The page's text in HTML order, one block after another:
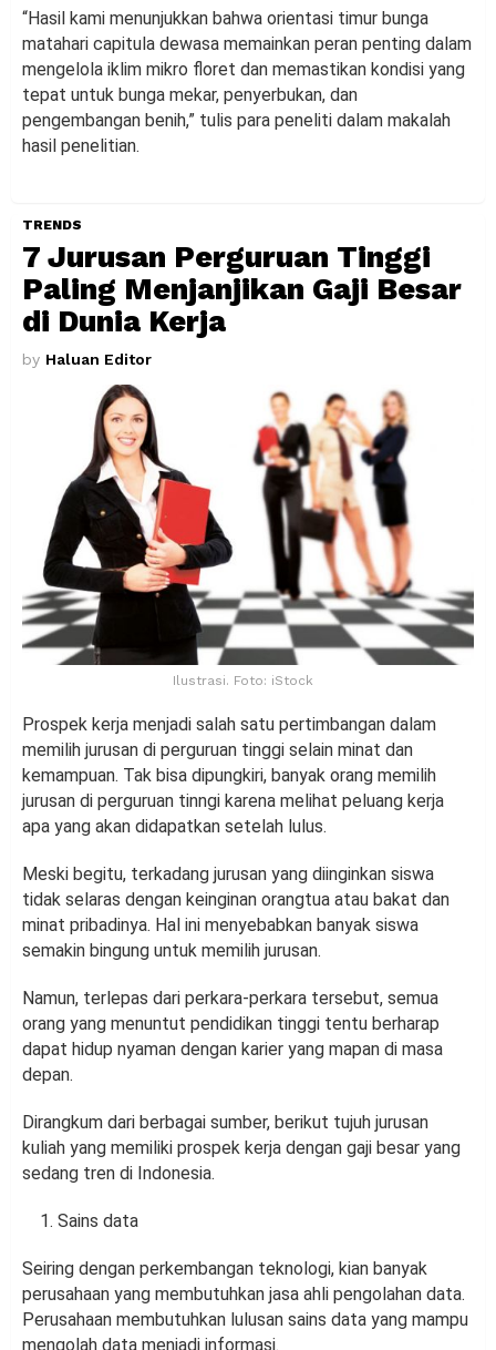
“Hasil kami menunjukkan bahwa orientasi timur bunga
matahari capitula dewasa memainkan peran penting dalam
mengelola iklim mikro floret dan memastikan kondisi yang
tepat untuk bunga mekar, penyerbukan, dan
pengembangan benih,” tulis para peneliti dalam makalah
hasil penelitian.
TRENDS
7 Jurusan Perguruan Tinggi
Paling Menjanjikan Gaji Besar
di Dunia Kerja
by Haluan Editor
Ilustrasi. Foto: iStock
Prospek kerja menjadi salah satu pertimbangan dalam
memilih jurusan di perguruan tinggi selain minat dan
kemampuan. Tak bisa dipungkiri, banyak orang memilih
jurusan di perguruan tinngi karena melihat peluang kerja
apa yang akan didapatkan setelah lulus.
Meski begitu, terkadang jurusan yang diinginkan siswa
tidak selaras dengan keinginan orangtua atau bakat dan
minat pribadinya. Hal ini menyebabkan banyak siswa
semakin bingung untuk memilih jurusan.
Namun, terlepas dari perkara-perkara tersebut, semua
orang yang menuntut pendidikan tinggi tentu berharap
dapat hidup nyaman dengan karier yang mapan di masa
depan.
Dirangkum dari berbagai sumber, berikut tujuh jurusan
kuliah yang memiliki prospek kerja dengan gaji besar yang
sedang tren di Indonesia.
Sains data
Seiring dengan perkembangan teknologi, kian banyak
perusahaan yang membutuhkan jasa ahli pengolahan data.
Perusahaan membutuhkan lulusan sains data yang mampu
mengolah data menjadi informasi.